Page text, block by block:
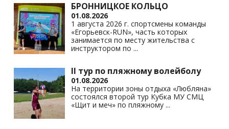
БРОННИЦКОЕ КОЛЬЦО
01.08.2026
1 августа 2026 г. спортсмены команды
«Егорьевск-RUN», часть которых
занимается по месту жительства с
инструктором по ...
II тур по пляжному волейболу
01.08.2026
На территории зоны отдыха «Любляна»
состоялся второй тур Кубка МУ СМЦ
«Щит и меч» по пляжному ...